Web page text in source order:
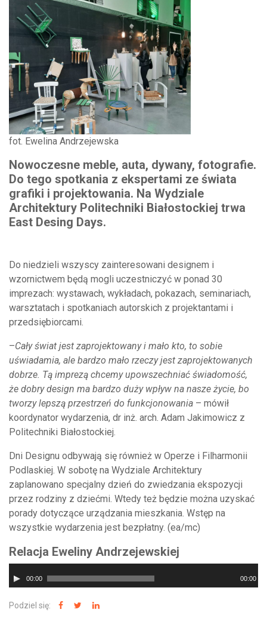
fot. Ewelina Andrzejewska
Nowoczesne meble, auta, dywany, fotografie.
Do tego spotkania z ekspertami ze świata
grafiki i projektowania. Na Wydziale
Architektury Politechniki Białostockiej trwa
East Desing Days.
Do niedzieli wszyscy zainteresowani designem i
wzornictwem będą mogli uczestniczyć w ponad 30
imprezach: wystawach, wykładach, pokazach, seminariach,
warsztatach i spotkaniach autorskich z projektantami i
przedsiębiorcami.
–Cały świat jest zaprojektowany i mało kto, to sobie
uświadamia, ale bardzo mało rzeczy jest zaprojektowanych
dobrze. Tą imprezą chcemy upowszechniać świadomość,
że dobry design ma bardzo duży wpływ na nasze życie, bo
tworzy lepszą przestrzeń do funkcjonowania – mówił
koordynator wydarzenia, dr inż. arch. Adam Jakimowicz z
Politechniki Białostockiej.
Dni Designu odbywają się również w Operze i Filharmonii
Podlaskiej. W sobotę na Wydziale Architektury
zaplanowano specjalny dzień do zwiedzania ekspozycji
przez rodziny z dziećmi. Wtedy też będzie można uzyskać
porady dotyczące urządzania mieszkania. Wstęp na
wszystkie wydarzenia jest bezpłatny. (ea/mc)
Relacja Eweliny Andrzejewskiej
plików00:00 00:00
Podziel się: